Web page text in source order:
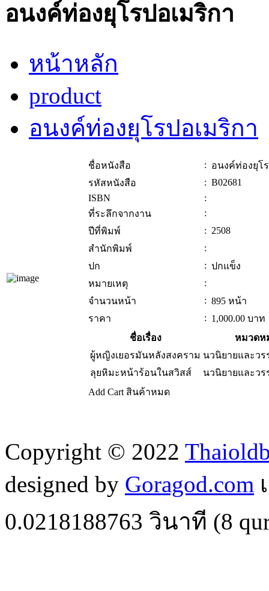
อนงค์ท่องยุโรปอเมริกา
หน้าหลัก
product
อนงค์ท่องยุโรปอเมริกา
ชื่อหนังสือ : อนงค์ท่องยุโ
รหัสหนังสือ
: B02681
ISBN
:
ที่ระลึกจากงาน
:
ปีที่พิมพ์
: 2508
สำนักพิมพ์
:
ปก
: ปกแข็ง
หมายเหตุ
:
จำนวนหน้า
: 895 หน้า
ราคา
: 1,000.00 บาท
ชื่อเรื่อง
หมวดห
ผู้หญิงเยอรมันหลังสงคราม นวนิยายและว
ลุยหิมะหน้าร้อนในสวิสส์
นวนิยายและว
Add Cart สินค้าหมด
Copyright © 2022
designed by Goragod.com
0.0218188763 วินาที (8